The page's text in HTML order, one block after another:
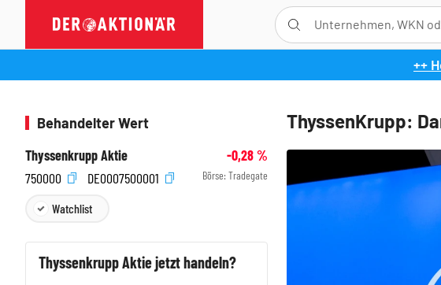
++
ThyssenKrupp:
Behandelter Wert
Thyssenkrupp Aktie
-0,28%
750000
DE0007500001 Börse: Tradegate
Watchlist
ThyssenkruppAktie jetzt handeln?